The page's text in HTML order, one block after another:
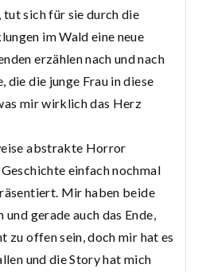
sich für sie durch die
im Wald eine neue
erzählen nach und nach
die die junge Frau in diese
mir wirklich das Herz
abstrakte Horror
einfach nochmal
Mir haben beide
gerade auch das Ende,
zu offen sein, doch mir hat es
und die Story hat mich